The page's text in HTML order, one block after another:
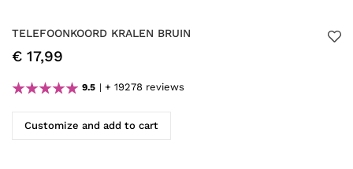
TELEFOONKOORD KRALEN BRUIN
9.5 + 19278 reviews
€ 17,99
Customize and add to cart